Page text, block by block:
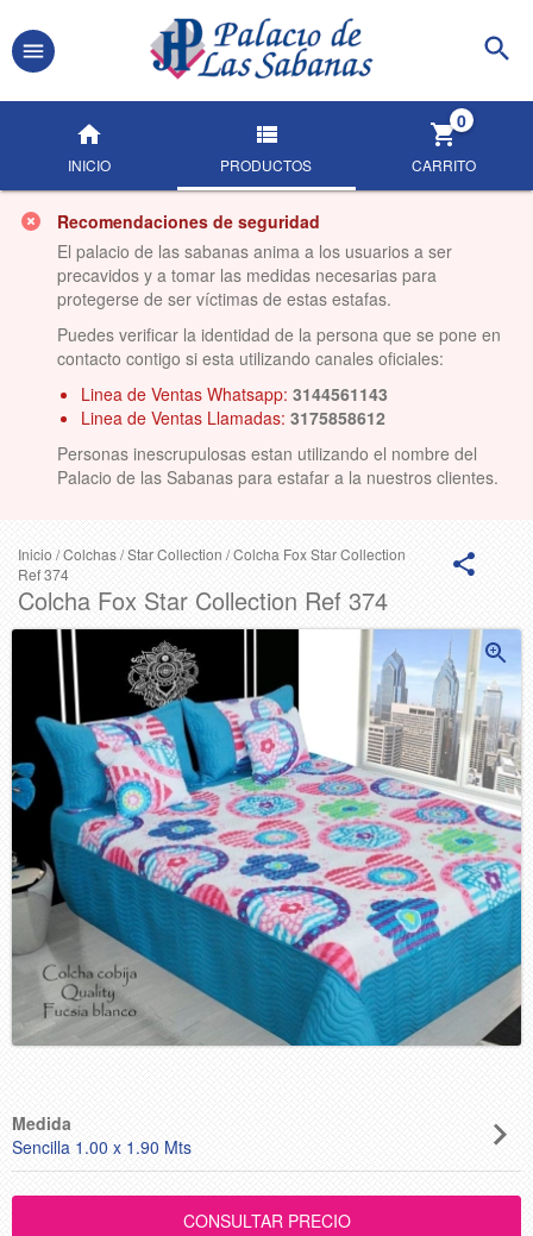
INICIO PRODUCTOS CARRITO
0
Recomendaciones de seguridad
El palacio de las sabanas anima a los usuarios a ser
precavidos y a tomar las medidas necesarias para
protegerse de ser víctimas de estas estafas.
Puedes verificar la identidad de la persona que se pone en
contacto contigo si esta utilizando canales oficiales:
Linea de Ventas Whatsapp: 3144561143
Linea de Ventas Llamadas: 3175858612
Personas inescrupulosas estan utilizando el nombre del
Palacio de las Sabanas para estafar a la nuestros clientes.
Inicio /Colchas/Star Collection /Colcha Fox Star Collection
Ref 374
Colcha Fox Star Collection Ref 374
Medida
Sencilla 1.00 x 1.90 Mts